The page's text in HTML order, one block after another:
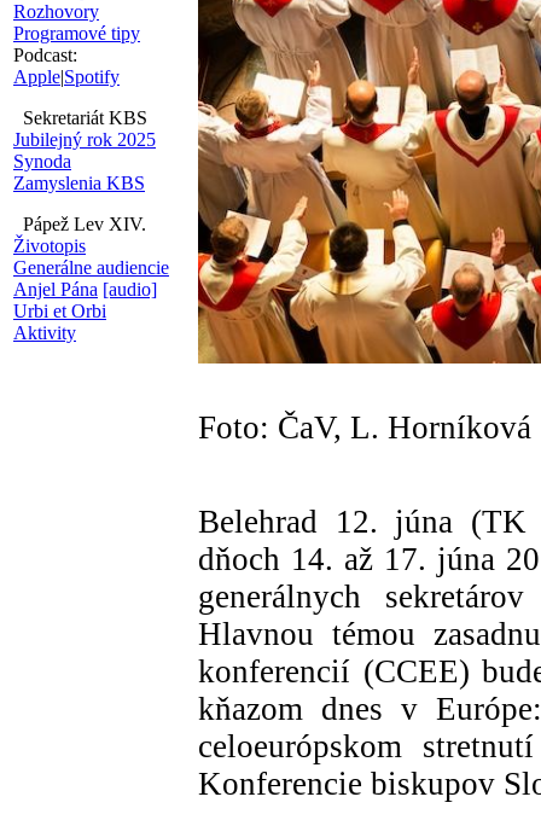
Rozhovory
Programové tipy
Podcast:
Apple|Spotify
Sekretariát KBS
Jubilejný rok 2025
Synoda
Zamyslenia KBS
Pápež Lev XIV.
Životopis
Generálne audiencie
Anjel Pána [audio]
Urbi et Orbi
Aktivity
Foto: ČaV, L. Horníková
Belehrad 12. júna
dňoch 14. až 17. júna
generálnych
Hlavnou témou
konferencií (CCEE)
kňazom dnes v
celoeurópskom
Konferencie biskupov